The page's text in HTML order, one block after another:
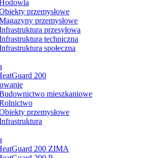
przemysłowe
przemysłowe
przesyłowa
techniczna
społeczna
200
mieszkaniowe
przemysłowe
200 ZIMA